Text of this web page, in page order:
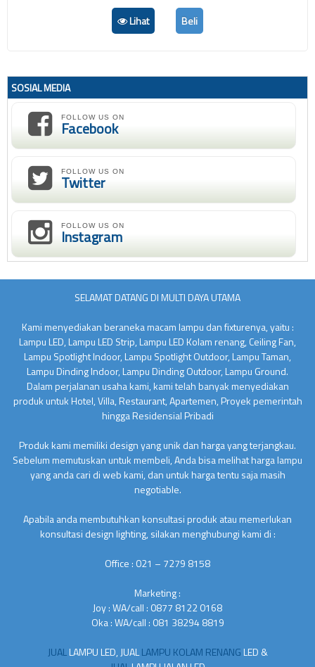
Lihat
Beli
SOSIAL MEDIA
FOLLOW US ON
Facebook
FOLLOW US ON
Twitter
FOLLOW US ON
Instagram
SELAMAT DATANG DI MULTI DAYA UTAMA
Kami menyediakan beraneka macam lampu dan fixturenya, yaitu :
Lampu LED, Lampu LED Strip, Lampu LED Kolam renang, Ceiling Fan,
Lampu Spotlight Indoor, Lampu Spotlight Outdoor, Lampu Taman,
Lampu Dinding Indoor, Lampu Dinding Outdoor, Lampu Ground.
Dalam perjalanan usaha kami, kami telah banyak menyediakan
produk untuk Hotel, Villa, Restaurant, Apartemen, Proyek pemerintah
hingga Residensial Pribadi
Produk kami memiliki design yang unik dan harga yang terjangkau.
Sebelum memutuskan untuk membeli, Anda bisa melihat harga lampu
yang anda cari di web kami, dan untuk harga tentu saja masih
negotiable.
Apabila anda membutuhkan konsultasi produk atau memerlukan
konsultasi design lighting, silakan menghubungi kami di :
Office : 021 – 7279 8158
Marketing :
Joy : WA/call : 0877 8122 0168
Oka : WA/call : 081 38294 8819
JUALLAMPU LED, JUALLAMPU KOLAM RENANG LED &